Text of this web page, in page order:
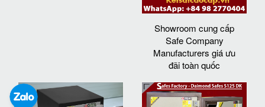
Showroom cung cấp
Safe Company
Manufacturers giá ưu
đãi toàn quốc